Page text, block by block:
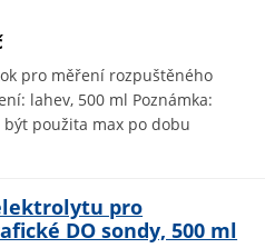
pro měření rozpuštěného
lahev, 500 ml Poznámka:
být použita max po dobu
pro
DO sondy, 500 ml